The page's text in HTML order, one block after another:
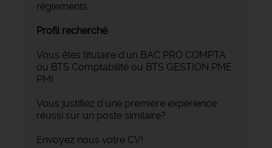
règlements
Profil recherché
Vous êtes titulaire d'un BAC PRO COMPTA
ou BTS Comptabilité ou BTS GESTION PME
PMI.
Vous justifiez d'une première expérience
réussi sur un poste similaire?
Envoyez nous votre CV!